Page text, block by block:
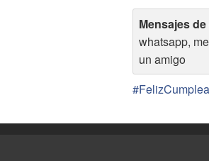
Mensajes
whatsapp,
un amigo